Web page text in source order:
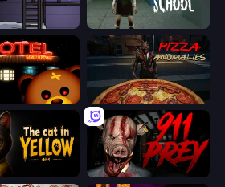
Haunted School
Pizza Anomalies
in Yellow 911: Prey